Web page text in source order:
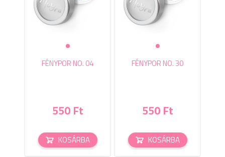
FÉNYPOR NO. 04
550 Ft
KOSÁRBA
FÉNYPOR NO. 30
550 Ft
KOSÁRBA